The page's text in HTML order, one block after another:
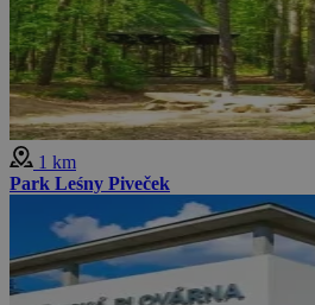
1 km
Park Leśny Piveček